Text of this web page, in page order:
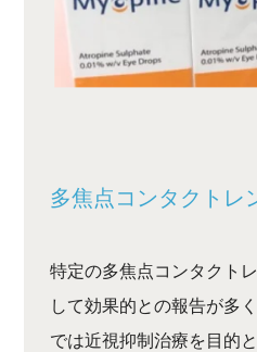
多焦点コンタクトレ
特定の多焦点コンタクト
して効果的との報告が多
では近視抑制治療を目的